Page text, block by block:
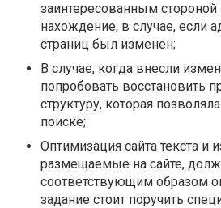
заинтересованным стороной
нахождение, в случае, если
страниц был изменен;
В случае, когда внесли
попробовать восстановить
структуру, которая
поиске;
Оптимизация сайта текста и
размещаемые на сайте,
соответствующим образом
задание стоит поручить